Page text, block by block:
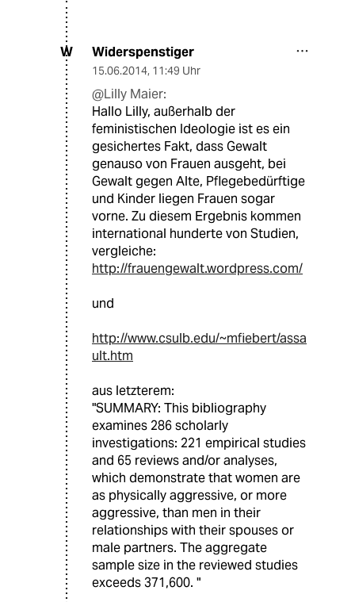
W Widerspenstiger
15.06.2014, 11:49 Uhr
@Lilly Maier:
Hallo Lilly, außerhalb der
feministischen Ideologie ist es ein
gesichertes Fakt, dass Gewalt
genauso von Frauen ausgeht, bei
Gewalt gegen Alte, Pflegebedürftige
und Kinder liegen Frauen sogar
vorne. Zu diesem Ergebnis kommen
international hunderte von Studien,
vergleiche:
http://frauengewalt.wordpress.com/
und
http://www.csulb.edu/~mfiebert/assa
ult.htm
aus letzterem:
"SUMMARY: This bibliography
examines 286 scholarly
investigations: 221 empirical studies
and 65 reviews and/or analyses,
which demonstrate that women are
as physically aggressive, or more
aggressive, than men in their
relationships with their spouses or
male partners. The aggregate
sample size in the reviewed studies
exceeds 371,600. "